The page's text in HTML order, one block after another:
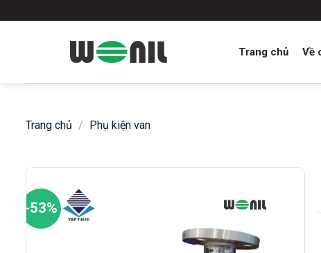
to
Trang chủ Về
Trang chủ / Phụ kiện van
-53%